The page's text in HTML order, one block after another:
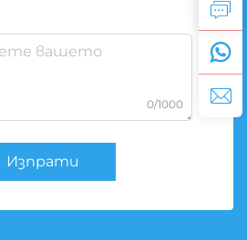
0/1000
Изпрати